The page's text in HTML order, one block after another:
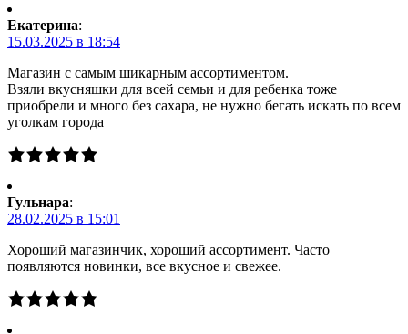
Екатерина:
15.03.2025 в 18:54
Магазин с самым шикарным ассортиментом.
Взяли вкусняшки для всей семьи и для ребенка тоже
приобрели и много без сахара, не нужно бегать искать по всем
уголкам города
Гульнара:
28.02.2025 в 15:01
Хороший магазинчик, хороший ассортимент. Часто
появляются новинки, все вкусное и свежее.